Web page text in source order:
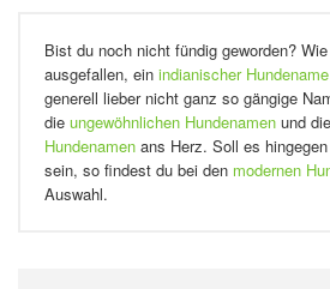
Bist du noch nicht fündig geworden?
ausgefallen, ein indianischer Hundename
generell lieber nicht ganz so gängige
die ungewöhnlichen Hundenamen und die
Hundenamen ans Herz. Soll es
sein, so findest du bei den modernen
Auswahl.